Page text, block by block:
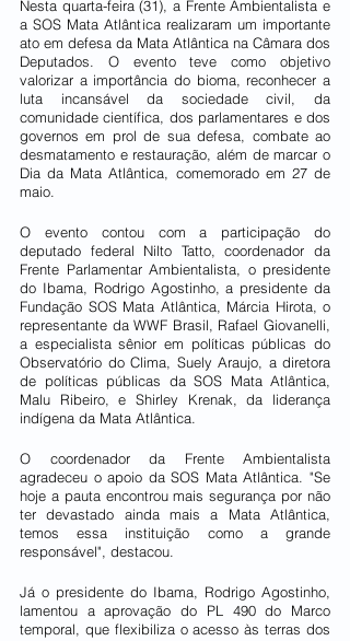
Nesta quarta-feira (31), a Frente Ambientalista e
a SOS Mata Atlântica realizaram um importante
ato em defesa da Mata Atlântica na Câmara dos
Deputados. O evento teve como objetivo
valorizar a importância do bioma, reconhecer a
luta incansável da sociedade civil, da
comunidade científica, dos parlamentares e dos
governos em prol de sua defesa, combate ao
desmatamento e restauração, além de marcar o
Dia da Mata Atlântica, comemorado em 27 de
maio.
O evento contou com a participação do
deputado federal Nilto Tatto, coordenador da
Frente Parlamentar Ambientalista, o presidente
do Ibama, Rodrigo Agostinho, a presidente da
Fundação SOS Mata Atlântica, Márcia Hirota, o
representante da WWF Brasil, Rafael Giovanelli,
a especialista sênior em políticas públicas do
Observatório do Clima, Suely Araujo, a diretora
de políticas públicas da SOS Mata Atlântica,
Malu Ribeiro, e Shirley Krenak, da liderança
indígena da Mata Atlântica.
O coordenador da Frente Ambientalista
agradeceu o apoio da SOS Mata Atlântica. "Se
hoje a pauta encontrou mais segurança por não
ter devastado ainda mais a Mata Atlântica,
temos essa instituição como a grande
responsável", destacou.
Já o presidente do Ibama, Rodrigo Agostinho,
lamentou a aprovação do PL 490 do Marco
temporal, que flexibiliza o acesso às terras dos